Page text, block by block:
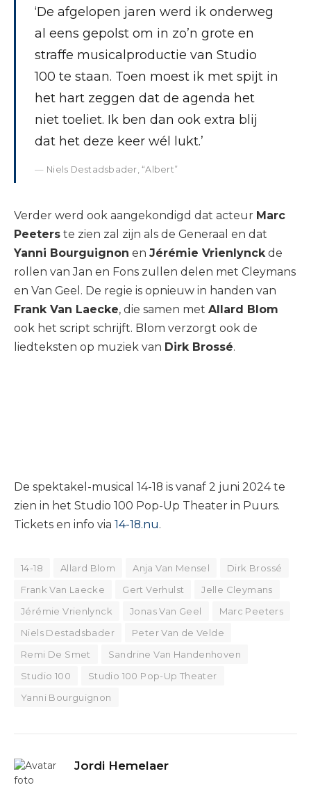
‘De afgelopen jaren werd ik onderweg
al eens gepolst om in zo’n grote en
straffe musicalproductie van Studio
100 te staan. Toen moest ik met spijt in
het hart zeggen dat de agenda het
niet toeliet. Ik ben dan ook extra blij
dat het deze keer wél lukt.’
Niels Destadsbader, “Albert”
Verder werd ook aangekondigd dat acteur Marc
Peeters te zien zal zijn als de Generaal en dat
Yanni Bourguignon en Jérémie Vrienlynckde
rollen van Jan en Fons zullen delen met Cleymans
en Van Geel. De regie is opnieuw in handen van
Frank Van Laecke, die samen met Allard Blom
ook het script schrijft. Blom verzorgt ook de
liedteksten op muziek van Dirk Brossé.
De spektakel-musical 14-18 is vanaf 2 juni 2024 te
zien in het Studio 100 Pop-Up Theater in Puurs.
Tickets en info via 14-18.nu.
14-18 Allard Blom Anja Van Mensel
Dirk Brossé
Frank Van Laecke
Gert Verhulst
Jelle Cleymans
Jérémie Vrienlynck
Jonas Van Geel
Marc Peeters
Niels Destadsbader
Peter Van de Velde
Remi De Smet
Sandrine Van Handenhoven
Studio 100
Studio 100 Pop-Up Theater
Yanni Bourguignon
Jordi Hemelaer